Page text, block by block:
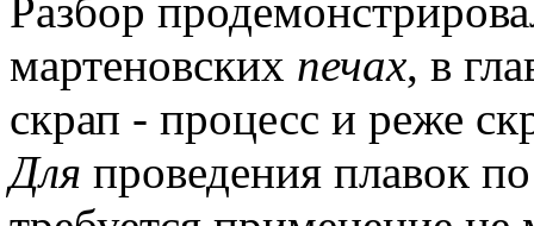
Разбор
мартеновских печах, в
скрап - процесс и реже
Для проведения плавок